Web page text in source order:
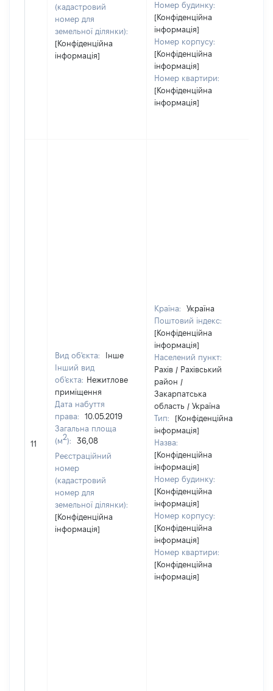
(кадастровий
номер для
земельної ділянки):
[Конфіденційна
інформація]
Номер будинку:
[Конфіденційна
інформація]
Номер корпусу:
[Конфіденційна
інформація]
Номер квартири:
[Конфіденційна
інформація]
11
Вид об'єкта:
Інше
Інший вид
об'єкта: Нежитлове
приміщення
Дата набуття
права:
10.05.2019
Загальна площа
(м2):
36,08
Реєстраційний
номер
(кадастровий
номер для
земельної ділянки):
[Конфіденційна
інформація]
Країна:
Україна
Поштовий індекс:
[Конфіденційна
інформація]
Населений пункт:
Рахів / Рахівський
район /
Закарпатська
область / Україна
Тип:
[Конфіденційна
інформація]
Назва:
[Конфіденційна
інформація]
Номер будинку:
[Конфіденційна
інформація]
Номер корпусу:
[Конфіденційна
інформація]
Номер квартири:
[Конфіденційна
інформація]